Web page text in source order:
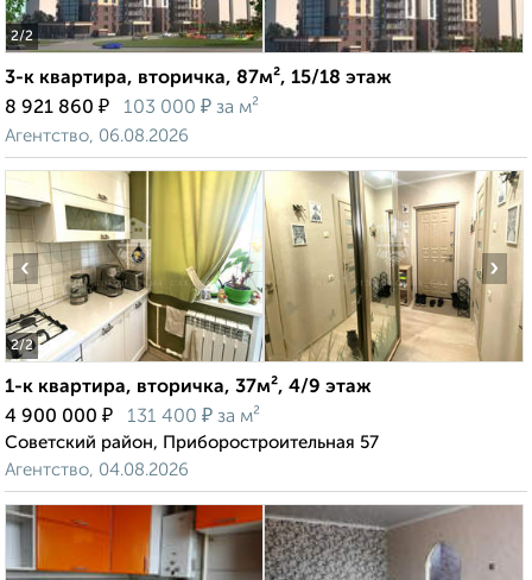
2/2
3-к квартира, вторичка, 87м², 15/18 этаж
8 921 860 ₽ 103 000 ₽ за м²
Агентство, 06.08.2026
2/2
‹ ›
1-к квартира, вторичка, 37м², 4/9 этаж
4 900 000 ₽ 131 400 ₽ за м²
Советский район, Приборостроительная 57
Агентство, 04.08.2026